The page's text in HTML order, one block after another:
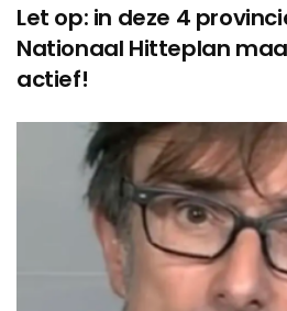
Let op: in deze 4
Nationaal Hitteplan
actief!